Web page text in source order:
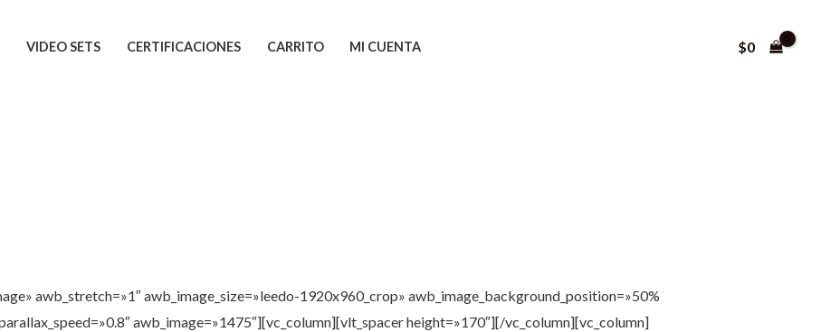
VIDEO SETS CERTIFICACIONES CARRITO MI CUENTA $0
awb_stretch=»1″ awb_image_size=»leedo-1920x960_crop» awb_image_background_position=»50%
awb_image=»1475″][vc_column][vlt_spacer height=»170″][/vc_column][vc_column]